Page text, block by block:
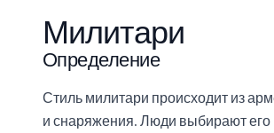
Милитари
Определение
Стиль милитари происходит из
и снаряжения. Люди выбирают его